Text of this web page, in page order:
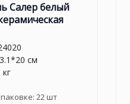
Салер белый
см
22 шт